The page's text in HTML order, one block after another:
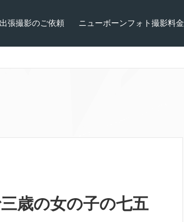
出張撮影のご依頼 ニューボーンフォト撮影料金
歳の女の子の七五